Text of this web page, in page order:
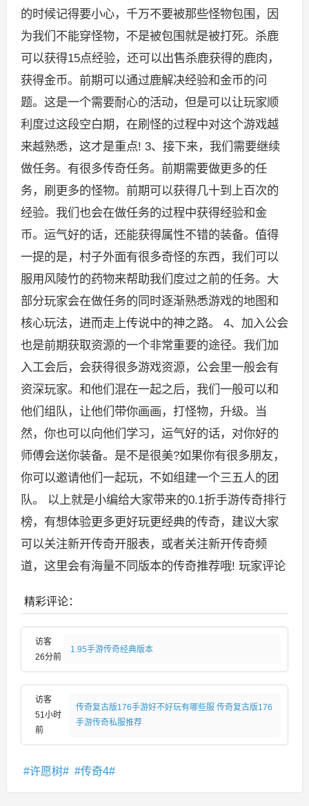
的时候记得要小心，千万不要被那些怪物包围，因
为我们不能穿怪物，不是被包围就是被打死。杀鹿
可以获得15点经验，还可以出售杀鹿获得的鹿肉，
获得金币。前期可以通过鹿解决经验和金币的问
题。这是一个需要耐心的活动，但是可以让玩家顺
利度过这段空白期，在刷怪的过程中对这个游戏越
来越熟悉，这才是重点! 3、接下来，我们需要继续
做任务。有很多传奇任务。前期需要做更多的任
务，刷更多的怪物。前期可以获得几十到上百次的
经验。我们也会在做任务的过程中获得经验和金
币。运气好的话，还能获得属性不错的装备。值得
一提的是，村子外面有很多奇怪的东西，我们可以
服用风陵竹的药物来帮助我们度过之前的任务。大
部分玩家会在做任务的同时逐渐熟悉游戏的地图和
核心玩法，进而走上传说中的神之路。 4、加入公会
也是前期获取资源的一个非常重要的途径。我们加
入工会后，会获得很多游戏资源，公会里一般会有
资深玩家。和他们混在一起之后，我们一般可以和
他们组队，让他们带你画画，打怪物，升级。当
然，你也可以向他们学习，运气好的话，对你好的
师傅会送你装备。是不是很美?如果你有很多朋友，
你可以邀请他们一起玩，不如组建一个三五人的团
队。 以上就是小编给大家带来的0.1折手游传奇排行
榜，有想体验更多更好玩更经典的传奇，建议大家
可以关注新开传奇开服表，或者关注新开传奇频
道，这里会有海量不同版本的传奇推荐哦! 玩家评论
精彩评论：
访客
26分前
1.95手游传奇经典版本
访客
51小时
前
传奇复古版176手游好不好玩有哪些服 传奇复古版176
手游传奇私服推荐
许愿树 传奇4